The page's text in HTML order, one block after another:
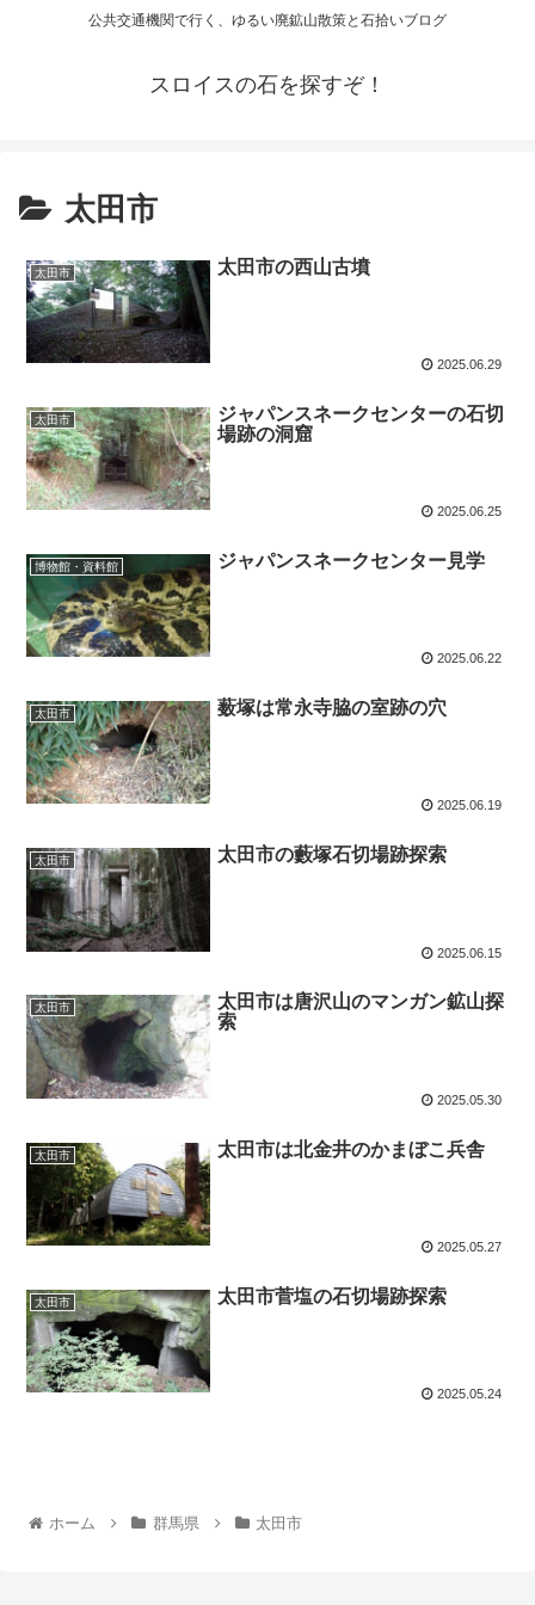
公共交通機関で行く、ゆるい廃鉱山散策と石拾いブログ
スロイスの石を探すぞ！
太田市
太田市 太田市の西山古墳
2025.06.29
太田市
ジャパンスネークセンターの石切
場跡の洞窟
2025.06.25
博物館・資料館 ジャパンスネークセンター見学
2025.06.22
太田市 薮塚は常永寺脇の室跡の穴
2025.06.19
太田市 太田市の藪塚石切場跡探索
2025.06.15
太田市
太田市は唐沢山のマンガン鉱山探
索
2025.05.30
太田市 太田市は北金井のかまぼこ兵舎
2025.05.27
太田市 太田市菅塩の石切場跡探索
2025.05.24
ホーム 群馬県 太田市